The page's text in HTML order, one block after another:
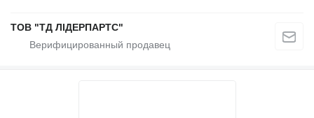
ТОВ "ТД ЛІДЕРПАРТС"